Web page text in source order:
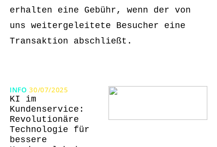
erhalten eine Gebühr, wenn der von
uns weitergeleitete Besucher eine
Transaktion abschließt.
INFO 30/07/2025
KI im
Kundenservice:
Revolutionäre
Technologie für
bessere